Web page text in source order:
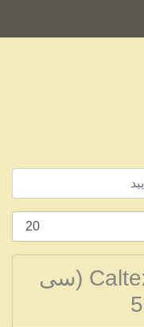
گوگوش استریو Caltex (سی